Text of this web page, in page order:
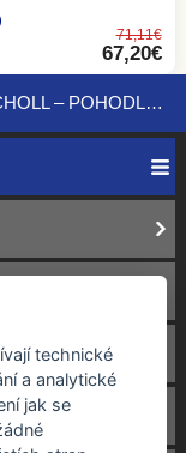
71,11€
67,20€
DÁMSKE ZDRAVOTNÉ ŠĽAPKY SCHOLL – POHODLIE, ĽAHKOSŤ, OPORA
technické
a analytické
jak se